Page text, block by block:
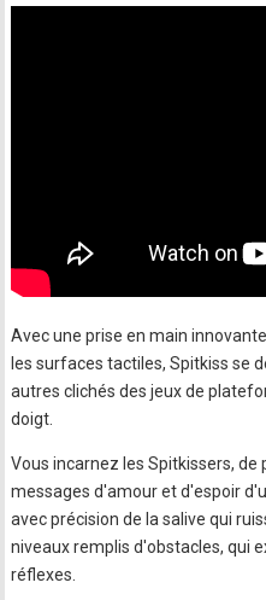
Avec une prise en main
les surfaces tactiles, Spitkiss se
autres clichés des jeux de
doigt.
Vous incarnez les Spitkissers,
messages d'amour et d'espoir
avec précision de la salive qui
niveaux remplis d'obstacles, qui
réflexes.